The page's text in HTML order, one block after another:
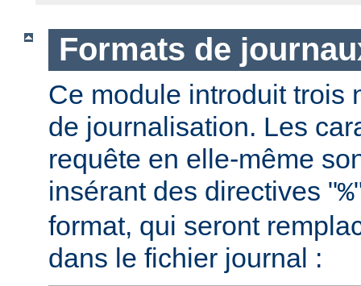
Formats de
Ce module introduit trois
de journalisation. Les
requête en elle-même
insérant des directives "%
format, qui seront
dans le fichier journal :